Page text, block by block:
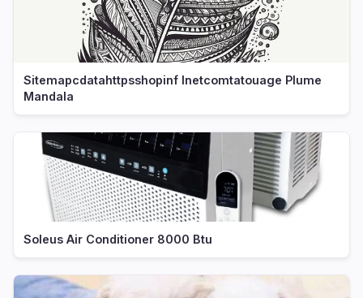
Sitemapcdatahttpsshopinf Inetcomtatouage Plume
Mandala
Soleus Air Conditioner 8000 Btu